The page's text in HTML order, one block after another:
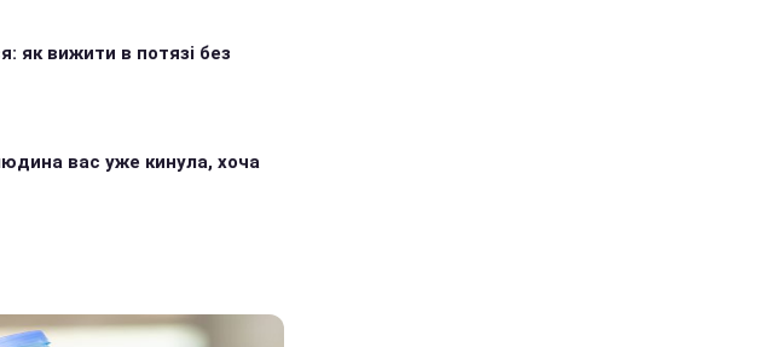
як вижити в потязі без
вас уже кинула, хоча